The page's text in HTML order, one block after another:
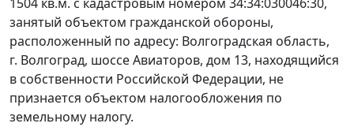
1504 кв.м. с кадастровым номером 34:34:030046:30,
занятый объектом гражданской обороны,
расположенный по адресу: Волгоградская область,
г. Волгоград, шоссе Авиаторов, дом 13, находящийся
в собственности Российской Федерации, не
признается объектом налогообложения по
земельному налогу.